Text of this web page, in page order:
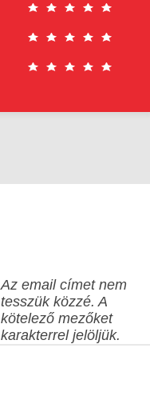
Az email címet nem
tesszük közzé. A
kötelező mezőket
karakterrel jelöljük.